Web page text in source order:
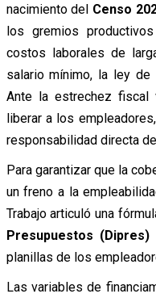
nacimiento del Censo
los gremios
costos laborales de
salario mínimo, la ley
Ante la estrechez fiscal
liberar a los
responsabilidad directa
Para garantizar que la
un freno a la
Trabajo articuló una
Presupuestos (Dipres)
planillas de los
Las variables de